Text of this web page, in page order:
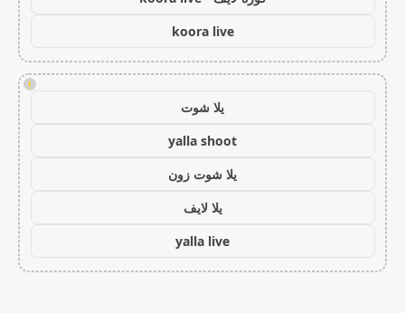
koora live
!
يلا شوت
yalla shoot
يلا شوت زون
يلا لايف
yalla live